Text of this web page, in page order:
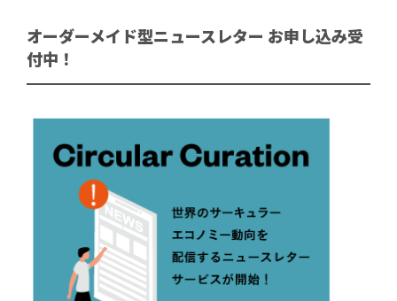
オーダーメイド型ニュースレター お申し込み受
付中！